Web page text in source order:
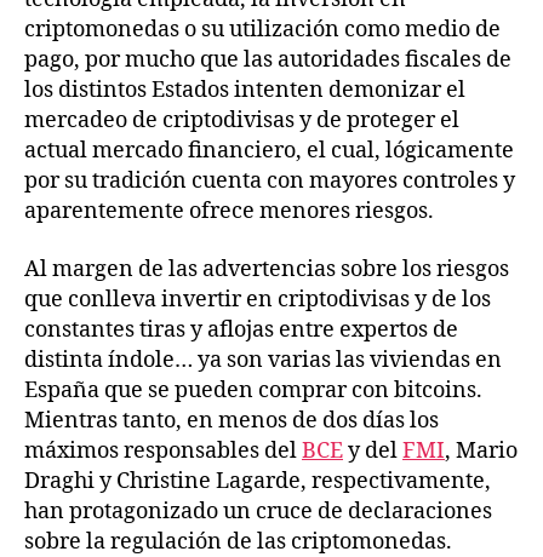
criptomonedas o su utilización como medio de
pago, por mucho que las autoridades fiscales de
los distintos Estados intenten demonizar el
mercadeo de criptodivisas y de proteger el
actual mercado financiero, el cual, lógicamente
por su tradición cuenta con mayores controles y
aparentemente ofrece menores riesgos.
Al margen de las advertencias sobre los riesgos
que conlleva invertir en criptodivisas y de los
constantes tiras y aflojas entre expertos de
distinta índole… ya son varias las viviendas en
España que se pueden comprar con bitcoins.
Mientras tanto, en menos de dos días los
máximos responsables delBCEy delFMI, Mario
Draghi y Christine Lagarde, respectivamente,
han protagonizado un cruce de declaraciones
sobre la regulación de las criptomonedas.